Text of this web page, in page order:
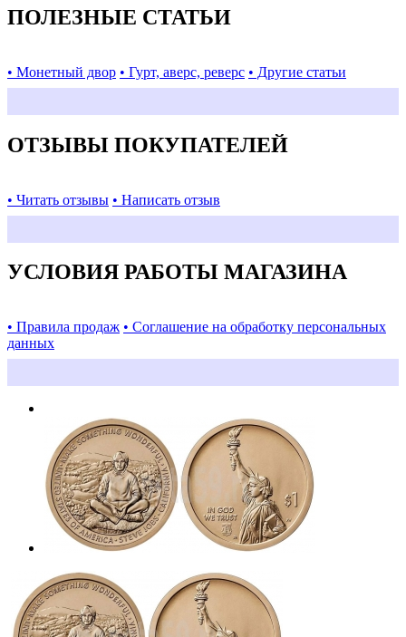
ПОЛЕЗНЫЕ СТАТЬИ
• Монетный двор • Гурт, аверс, реверс • Другие статьи
ОТЗЫВЫ ПОКУПАТЕЛЕЙ
• Читать отзывы • Написать отзыв
УСЛОВИЯ РАБОТЫ МАГАЗИНА
• Правила продаж • Соглашение на обработку персональных
данных